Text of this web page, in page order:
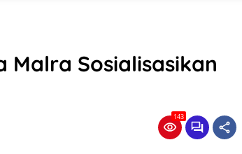
Malra Sosialisasikan
143